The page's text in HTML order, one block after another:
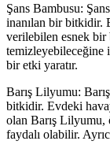
Şans Bambusu:
inanılan bir bitkidir.
verilebilen esnek
temizleyebileceğine
bir etki yaratır.
Barış Lilyumu:
bitkidir. Evdeki
olan Barış Lilyumu,
faydalı olabilir.